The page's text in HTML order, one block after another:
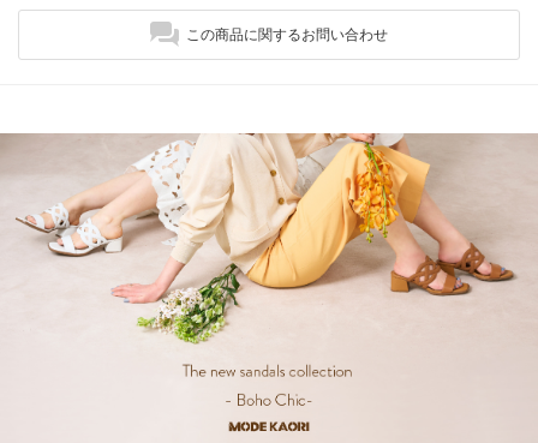
この商品に関するお問い合わせ